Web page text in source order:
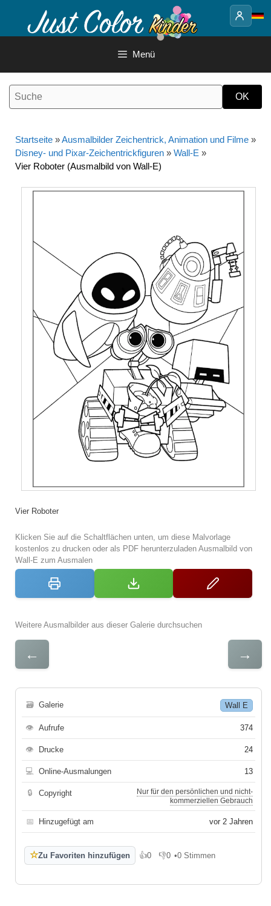
Inhalt
Menü
Startseite »Ausmalbilder Zeichentrick, Animation und Filme »
Disney- und Pixar-Zeichentrickfiguren » Wall-E »
Vier Roboter (Ausmalbild von Wall-E)
Vier Roboter
Klicken Sie auf die Schaltflächen unten, um diese Malvorlage
kostenlos zu drucken oder als PDF herunterzuladen Ausmalbild von
Wall-E zum Ausmalen
Weitere Ausmalbilder aus dieser Galerie durchsuchen
← →
🗃 Galerie Wall E
👁 Aufrufe 374
👁 Drucke 24
💻 Online-Ausmalungen 13
🔒 Copyright
Nur für den persönlichen und nicht-
kommerziellen Gebrauch
📅 Hinzugefügt am vor 2 Jahren
☆Zu Favoriten hinzufügen 👍0
Gefällt mir
👎0
Gefällt mir nicht
•0 Stimmen